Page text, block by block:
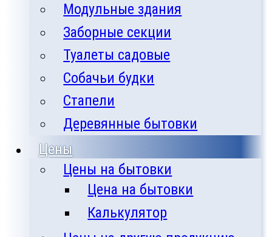
Модульные здания
Заборные секции
Туалеты садовые
Собачьи будки
Стапели
Деревянные бытовки
Цены
Цены на бытовки
Цена на бытовки
Калькулятор